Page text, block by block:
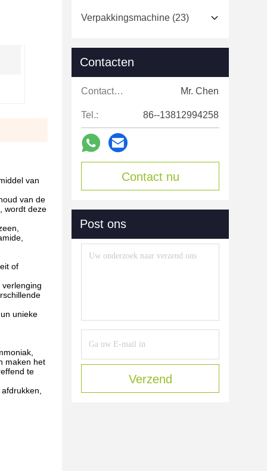
van
van de
wordt deze
of
unieke
maken het
te
Verpakkingsmachine (23)
Contacten
Contacten: Mr. Chen
Tel.: 86--13812994258
Contact nu
Post ons
Verzend